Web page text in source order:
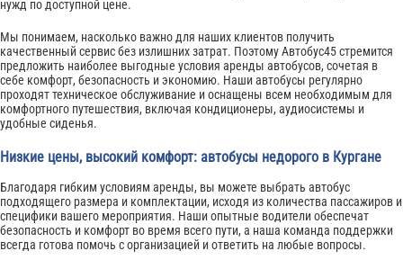
нужд по доступной цене.
Мы понимаем, насколько важно для наших клиентов получить
качественный сервис без излишних затрат. Поэтому Автобус45 стремится
предложить наиболее выгодные условия аренды автобусов, сочетая в
себе комфорт, безопасность и экономию. Наши автобусы регулярно
проходят техническое обслуживание и оснащены всем необходимым для
комфортного путешествия, включая кондиционеры, аудиосистемы и
удобные сиденья.
Низкие цены, высокий комфорт: автобусы недорого в Кургане
Благодаря гибким условиям аренды, вы можете выбрать автобус
подходящего размера и комплектации, исходя из количества пассажиров и
специфики вашего мероприятия. Наши опытные водители обеспечат
безопасность и комфорт во время всего пути, а наша команда поддержки
всегда готова помочь с организацией и ответить на любые вопросы.